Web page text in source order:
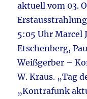
aktuell vom 03.
5:05 Uhr Marcel
Etschenberg,
Weißgerber –
W. Kraus. „Tag
„Kontrafunk